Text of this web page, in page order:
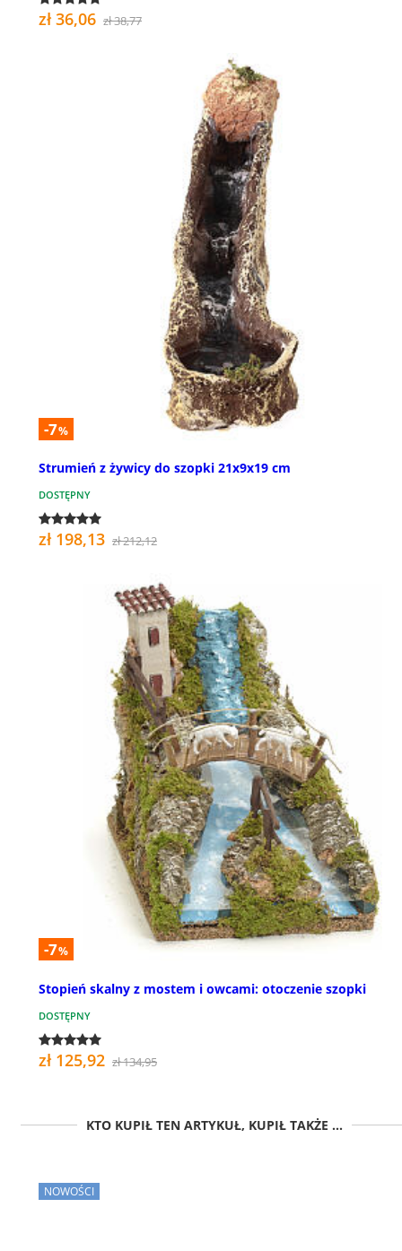
zł 36,06 zł 38,77
-7%
Strumień z żywicy do szopki 21x9x19 cm
DOSTĘPNY
zł 198,13 zł 212,12
-7%
Stopień skalny z mostem i owcami: otoczenie szopki
DOSTĘPNY
zł 125,92 zł 134,95
KTO KUPIŁ TEN ARTYKUŁ, KUPIŁ TAKŻE ...
NOWOŚCI